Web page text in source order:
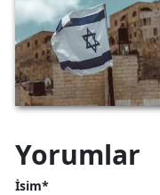
Yorumlar
İsim*